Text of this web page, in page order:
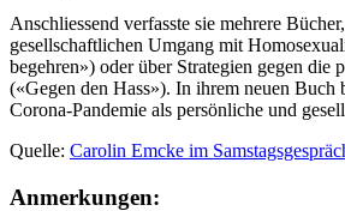
Anschliessend verfasste sie mehrere
gesellschaftlichen Umgang mit
begehren») oder über Strategien gegen die
(«Gegen den Hass»). In ihrem neuen Buch
Corona-Pandemie als persönliche und
Quelle: Carolin Emcke im
Anmerkungen: